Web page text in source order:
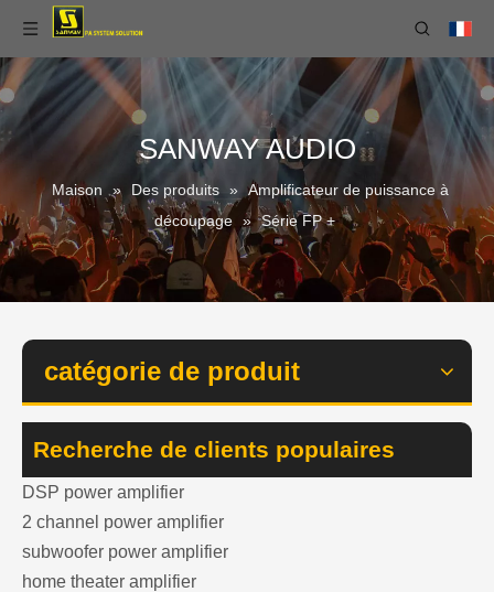
SANWAY AUDIO
Maison » Des produits » Amplificateur de puissance à
découpage » Série FP +
catégorie de produit
Recherche de clients populaires
DSP power amplifier
2 channel power amplifier
subwoofer power amplifier
home theater amplifier